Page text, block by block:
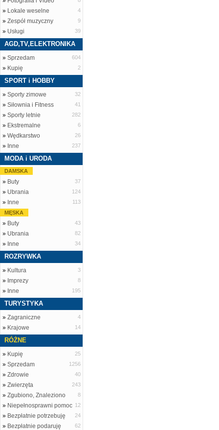
» Lokale weselne 4
» Zespół muzyczny 9
» Usługi 39
AGD,TV,ELEKTRONIKA
» Sprzedam 604
» Kupię 2
SPORT i HOBBY
» Sporty zimowe 32
» Siłownia i Fitness 41
» Sporty letnie 282
» Ekstremalne 6
» Wędkarstwo 26
» Inne 237
MODA i URODA
DAMSKA
» Buty 37
» Ubrania 124
» Inne
113
MĘSKA
» Buty 43
» Ubrania 82
» Inne 34
ROZRYWKA
» Kultura 3
» Imprezy 8
» Inne 195
TURYSTYKA
» Zagraniczne 4
» Krajowe 14
RÓŻNE
» Kupię 25
» Sprzedam 1256
» Zdrowie 40
» Zwierzęta 243
» Zgubiono, Znaleziono 8
» Niepełnosprawni pomoc 12
» Bezpłatnie potrzebuję 24
» Bezpłatnie podaruję 62